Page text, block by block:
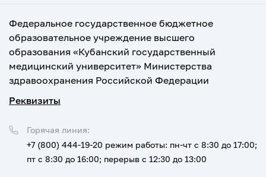
Федеральное государственное бюджетное
образовательное учреждение высшего
образования «Кубанский государственный
медицинский университет» Министерства
здравоохранения Российской Федерации
Реквизиты
Горячая линия:
+7 (800) 444-19-20 режим работы: пн-чт с 8:30 до 17:00;
пт с 8:30 до 16:00; перерыв с 12:30 до 13:00